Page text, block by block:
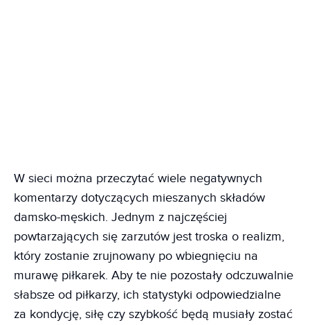
W sieci można przeczytać wiele negatywnych
komentarzy dotyczących mieszanych składów
damsko-męskich. Jednym z najczęściej
powtarzających się zarzutów jest troska o realizm,
który zostanie zrujnowany po wbiegnięciu na
murawę piłkarek. Aby te nie pozostały odczuwalnie
słabsze od piłkarzy, ich statystyki odpowiedzialne
za kondycję, siłę czy szybkość będą musiały zostać